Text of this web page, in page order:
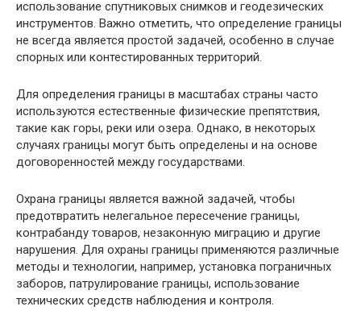
использование спутниковых снимков и геодезических
инструментов. Важно отметить, что определение границы
не всегда является простой задачей, особенно в случае
спорных или контестированных территорий.
Для определения границы в масштабах страны часто
используются естественные физические препятствия,
такие как горы, реки или озера. Однако, в некоторых
случаях границы могут быть определены и на основе
договоренностей между государствами.
Охрана границы является важной задачей, чтобы
предотвратить нелегальное пересечение границы,
контрабанду товаров, незаконную миграцию и другие
нарушения. Для охраны границы применяются различные
методы и технологии, например, установка пограничных
заборов, патрулирование границы, использование
технических средств наблюдения и контроля.